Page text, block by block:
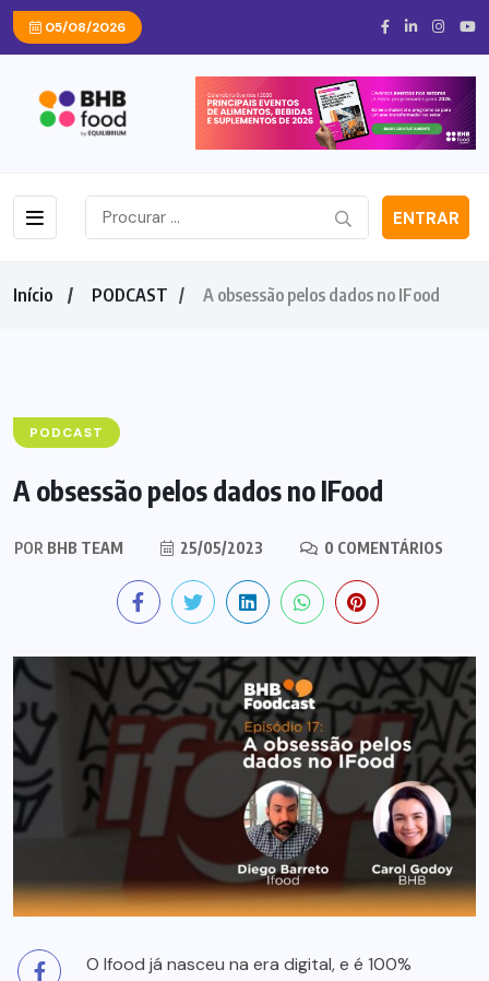
05/08/2026
ENTRAR
Início PODCAST A obsessão pelos dados no IFood
PODCAST
A obsessão pelos dados no IFood
POR BHB TEAM 25/05/2023 0 COMENTÁRIOS
O Ifood já nasceu na era digital, e é 100%